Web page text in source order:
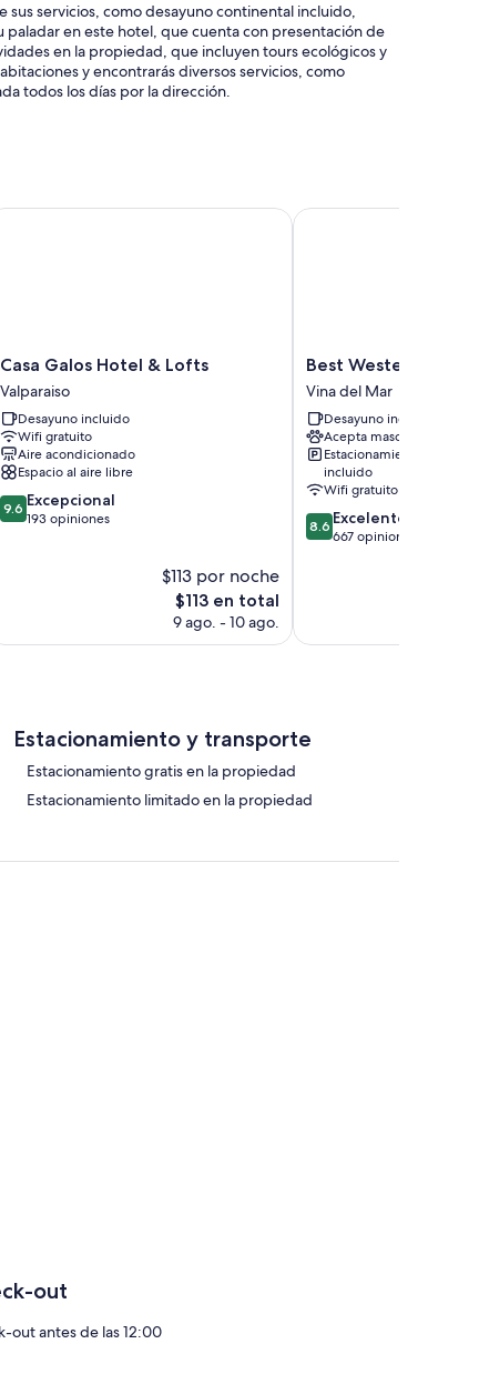
sus servicios, como desayuno continental incluido,
en este hotel, que cuenta con presentación de
en la propiedad, que incluyen tours ecológicos y
y encontrarás diversos servicios, como
todos los días por la dirección.
de tours o entradas
Casa
Galos
Hotel
&
Lofts
Valparaiso
Casa Galos Hotel & Lofts
Valparaiso
Desayuno incluido
Wifi gratuito
Aire acondicionado
Espacio al aire libre
9.6
de
9.6 Excepcional
193 opiniones
$113 por noche
El
precio
$113 en total
9 ago. - 10 ago.
Galos Hotel & Lofts
Best
Western
Marina
Del
Rey
Vina
del
Mar
Best Western
Vina del Mar
Desayuno incluido
Acepta mascotas
Estacionamiento
incluido
Wifi gratuito
8.6
de
8.6 Excelente
667 opiniones
Best Western Marina
Estacionamiento y transporte
Estacionamiento gratis en la propiedad
Estacionamiento limitado en la propiedad
out
out antes de las 12:00